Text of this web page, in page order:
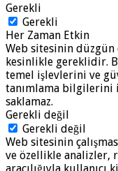
Gerekli
Gerekli
Her Zaman Etkin
Web sitesinin düzgün
kesinlikle gereklidir.
temel işlevlerini ve
tanımlama bilgilerini
saklamaz.
Gerekli değil
Gerekli değil
Web sitesinin
ve özellikle analizler,